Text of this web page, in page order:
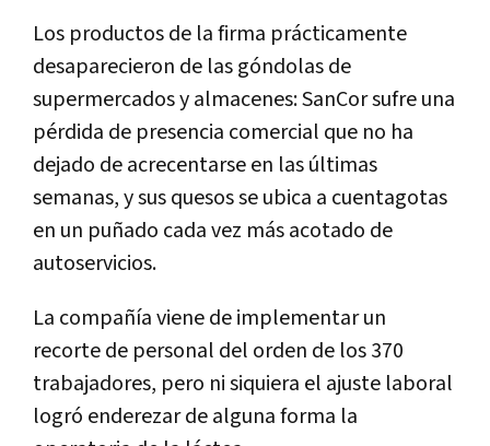
Los productos de la firma prácticamente
desaparecieron de las góndolas de
supermercados y almacenes: SanCor sufre una
pérdida de presencia comercial que no ha
dejado de acrecentarse en las últimas
semanas, y sus quesos se ubica a cuentagotas
en un puñado cada vez más acotado de
autoservicios.
La compañía viene de implementar un
recorte de personal del orden de los 370
trabajadores, pero ni siquiera el ajuste laboral
logró enderezar de alguna forma la